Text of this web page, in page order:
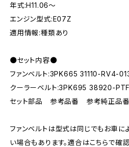
年式:H11.06～
エンジン型式:E07Z
適用情報:種類あり
●セット内容●
ファンベルト:3PK665 31110-RV4-
クーラーベルト:3PK695 38920-
セット部品 参考品番 参考純正品番
ファンベルトは型式は同じでもお車に
い場合もあります。適合はこちらで確認